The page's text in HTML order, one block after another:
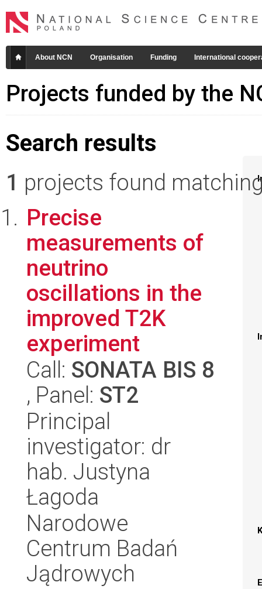
About NCN Organisation Funding International
Projects funded by the
Search results
1 projects found
Precise
measurements of
neutrino
oscillations in the
improved T2K
experiment
Call: SONATA BIS 8
, Panel: ST2
Principal
investigator: dr
hab. Justyna
Łagoda
Narodowe
Centrum Badań
Jądrowych